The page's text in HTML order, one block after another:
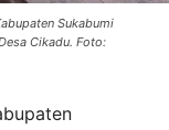
Sukabumi
Cikadu. Foto: